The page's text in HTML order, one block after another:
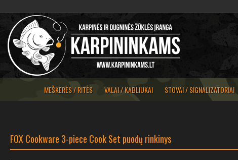
MEŠKERĖS / RITĖS VALAI / KABLIUKAI STOVAI / SIGNALIZATORIAI
FOX Cookware 3-piece Cook Set puodų rinkinys